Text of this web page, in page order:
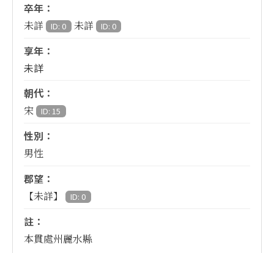
卒年：
未詳 ID: 0 未詳 ID: 0
享年：
未詳
朝代：
宋 ID: 15
性別：
男性
郡望：
【未詳】 ID: 0
註：
本貫處州麗水縣